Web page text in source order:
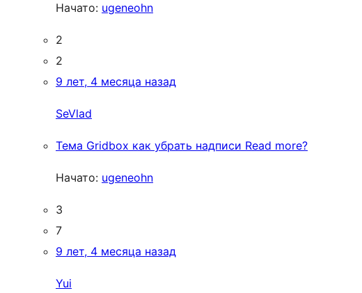
Начато: ugeneohn
2
2
9 лет, 4 месяца назад
SeVlad
Тема Gridbox как убрать надписи Read more?
Начато: ugeneohn
3
7
9 лет, 4 месяца назад
Yui